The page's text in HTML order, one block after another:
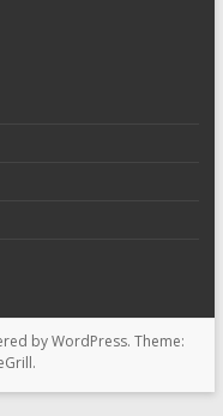
byWordPress. Theme:
.